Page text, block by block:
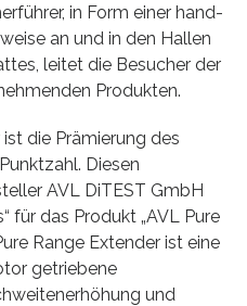
in Form einer hand-
an und in den Hallen
leitet die Besucher der
Produkten.
die Prämierung des
Diesen
AVL DiTEST GmbH
für das Produkt „AVL Pure
Range Extender ist eine
getriebene
und